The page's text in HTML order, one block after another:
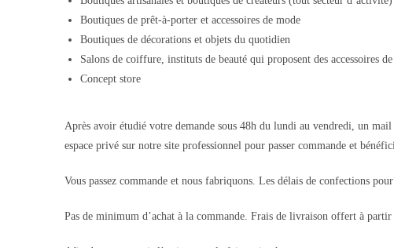
Boutiques de prêt-à-porter et accessoires de mode
Boutiques de décorations et objets du quotidien
Salons de coiffure, instituts de beauté qui proposent des accessoires
Concept store
Après avoir étudié votre demande sous 48h du lundi au vendredi, un
espace privé sur notre site professionnel pour passer commande et
Vous passez commande et nous fabriquons. Les délais de confections
Pas de minimum d’achat à la commande. Frais de livraison offert à partir